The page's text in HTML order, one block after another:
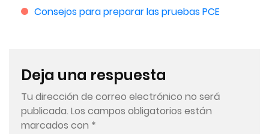
Consejos para preparar las pruebas PCE
Deja una respuesta
Tu dirección de correo electrónico no será
publicada. Los campos obligatorios están
marcados con *